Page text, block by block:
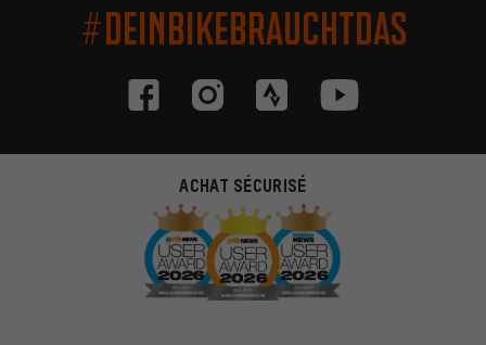
#DEINBIKEBRAUCHTDAS
ACHAT SÉCURISÉ